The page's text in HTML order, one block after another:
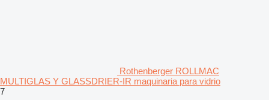
Rothenberger ROLLMAC
MULTIGLAS Y GLASSDRIER-IR maquinaria para vidrio
7